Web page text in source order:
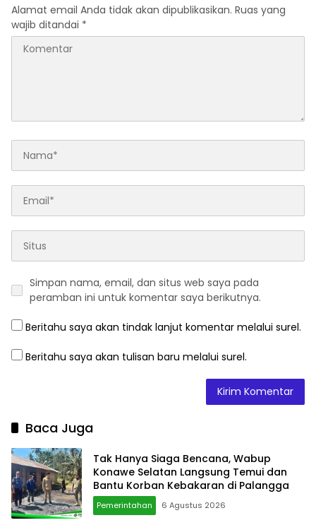
Alamat email Anda tidak akan dipublikasikan. Ruas yang
wajib ditandai *
Simpan nama, email, dan situs web saya pada
peramban ini untuk komentar saya berikutnya.
Beritahu saya akan tindak lanjut komentar melalui surel.
Beritahu saya akan tulisan baru melalui surel.
Baca Juga
Tak Hanya Siaga Bencana, Wabup
Konawe Selatan Langsung Temui dan
Bantu Korban Kebakaran di Palangga
Pemerintahan 6 Agustus 2026